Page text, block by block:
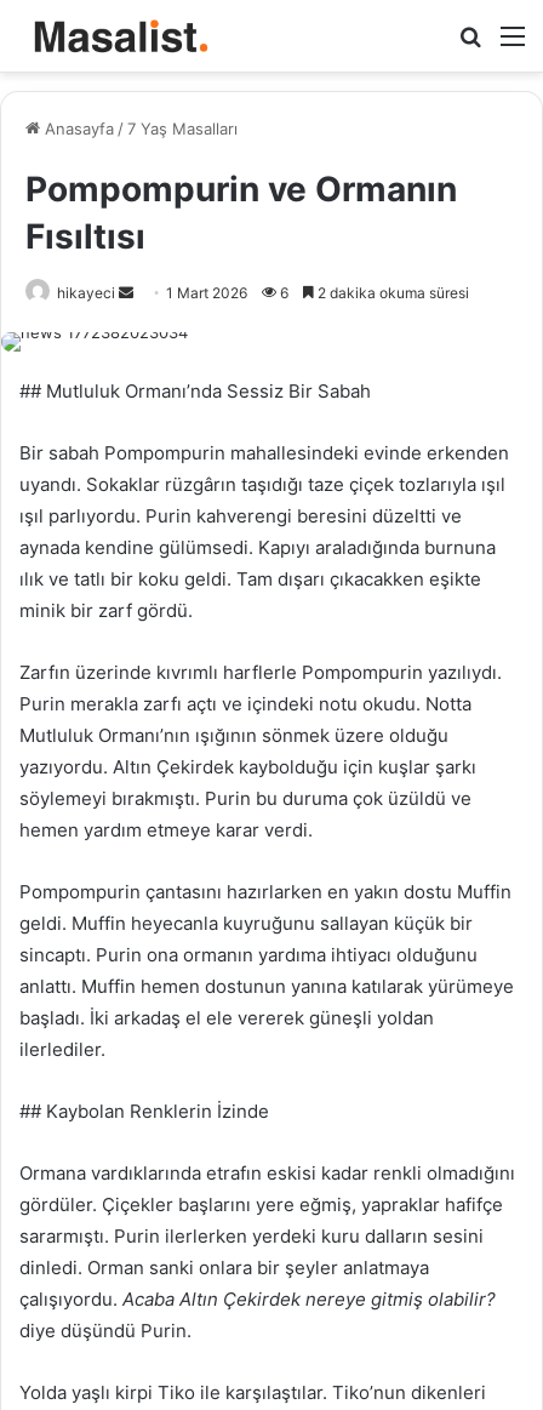
Arama
yap
Anasayfa /7 Yaş Masalları
Pompompurin ve Ormanın
Fısıltısı
hikayeci
s
t
a
g
ö
d
e
r
1 Mart 2026 6 2 dakika okuma süresi
## Mutluluk Ormanı’nda Sessiz Bir Sabah
Bir sabah Pompompurin mahallesindeki evinde erkenden
uyandı. Sokaklar rüzgârın taşıdığı taze çiçek tozlarıyla ışıl
ışıl parlıyordu. Purin kahverengi beresini düzeltti ve
aynada kendine gülümsedi. Kapıyı araladığında burnuna
ılık ve tatlı bir koku geldi. Tam dışarı çıkacakken eşikte
minik bir zarf gördü.
Zarfın üzerinde kıvrımlı harflerle Pompompurin yazılıydı.
Purin merakla zarfı açtı ve içindeki notu okudu. Notta
Mutluluk Ormanı’nın ışığının sönmek üzere olduğu
yazıyordu. Altın Çekirdek kaybolduğu için kuşlar şarkı
söylemeyi bırakmıştı. Purin bu duruma çok üzüldü ve
hemen yardım etmeye karar verdi.
Pompompurin çantasını hazırlarken en yakın dostu Muffin
geldi. Muffin heyecanla kuyruğunu sallayan küçük bir
sincaptı. Purin ona ormanın yardıma ihtiyacı olduğunu
anlattı. Muffin hemen dostunun yanına katılarak yürümeye
başladı. İki arkadaş el ele vererek güneşli yoldan
ilerlediler.
## Kaybolan Renklerin İzinde
Ormana vardıklarında etrafın eskisi kadar renkli olmadığını
gördüler. Çiçekler başlarını yere eğmiş, yapraklar hafifçe
sararmıştı. Purin ilerlerken yerdeki kuru dalların sesini
dinledi. Orman sanki onlara bir şeyler anlatmaya
çalışıyordu. Acaba Altın Çekirdek nereye gitmiş olabilir?
diye düşündü Purin.
Yolda yaşlı kirpi Tiko ile karşılaştılar. Tiko’nun dikenleri